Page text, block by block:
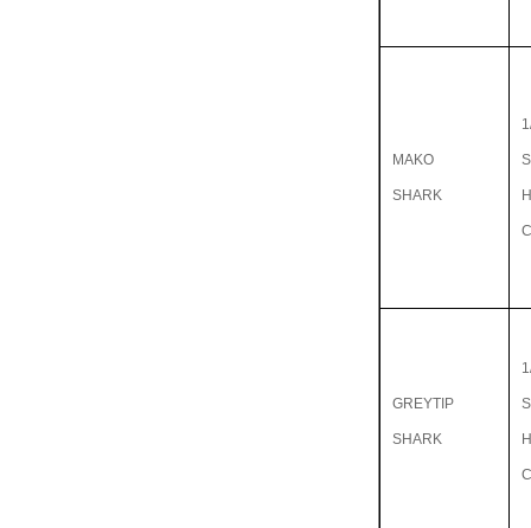
MAKO
SHARK
GREYTIP
SHARK